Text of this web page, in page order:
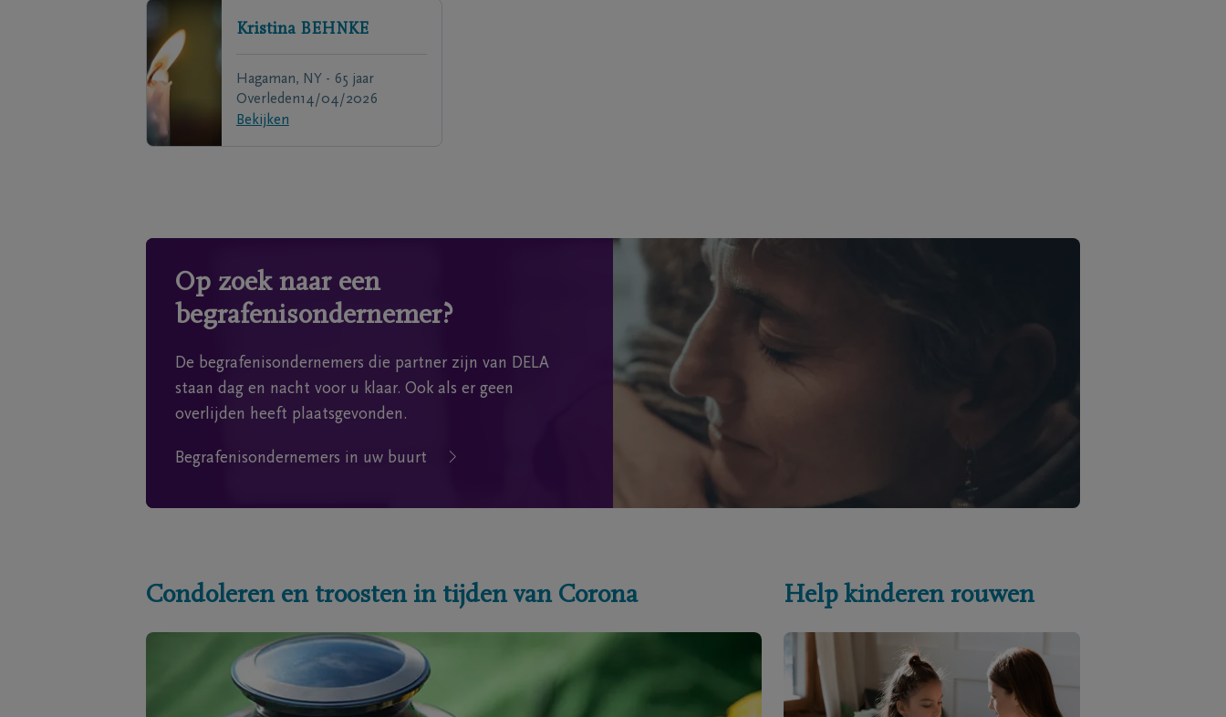
Kristina BEHNKE
Hagaman, NY - 65 jaar
Overleden14/04/2026
Bekijken
Op zoek naar een
begrafenisondernemer?
De begrafenisondernemers die partner zijn van DELA
staan dag en nacht voor u klaar. Ook als er geen
overlijden heeft plaatsgevonden.
Begrafenisondernemers in uw buurt
Condoleren en troosten in tijden van Corona Help kinderen rouwen